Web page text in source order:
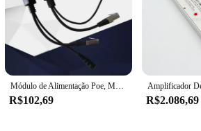
Módulo de Alimentação Poe, Monitores de Câmera Digital, Separação de Rede, Linha Elétrica, Fibra P, Equipamento 12VPoe, 10 Par
R$102,69 R$2.086,69